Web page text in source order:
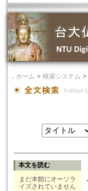
． ホーム > 検索システム >
本文を読む
まだ本館にオーソラ
イズされていません